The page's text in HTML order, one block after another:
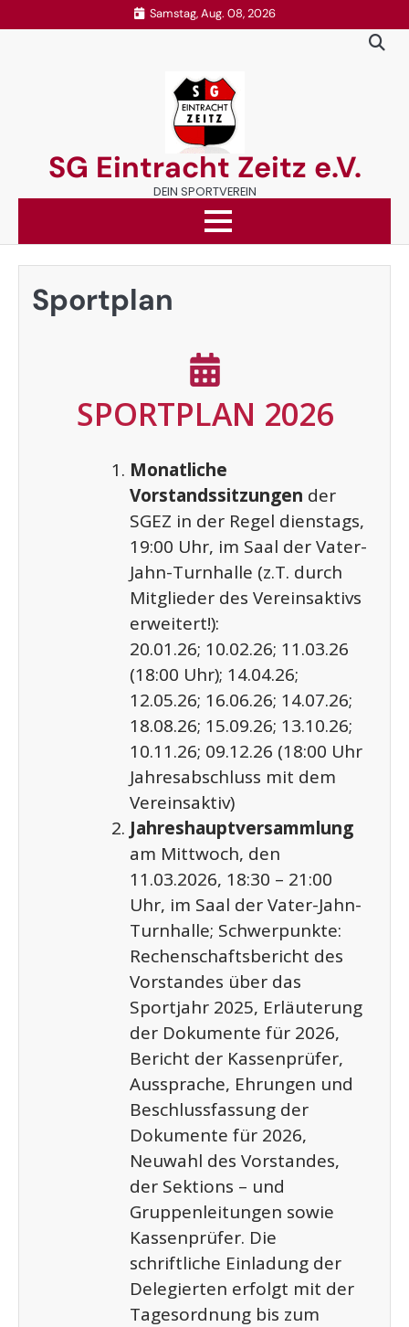
Samstag, Aug. 08, 2026
SG Eintracht Zeitz e.V.
DEIN SPORTVEREIN
Sportplan
SPORTPLAN 2026
Monatliche
Vorstandssitzungen der
SGEZ in der Regel dienstags,
19:00 Uhr, im Saal der Vater-
Jahn-Turnhalle (z.T. durch
Mitglieder des Vereinsaktivs
erweitert!):
20.01.26; 10.02.26; 11.03.26
(18:00 Uhr); 14.04.26;
12.05.26; 16.06.26; 14.07.26;
18.08.26; 15.09.26; 13.10.26;
10.11.26; 09.12.26 (18:00 Uhr
Jahresabschluss mit dem
Vereinsaktiv)
Jahreshauptversammlung
am Mittwoch, den
11.03.2026, 18:30 – 21:00
Uhr, im Saal der Vater-Jahn-
Turnhalle; Schwerpunkte:
Rechenschaftsbericht des
Vorstandes über das
Sportjahr 2025, Erläuterung
der Dokumente für 2026,
Bericht der Kassenprüfer,
Aussprache, Ehrungen und
Beschlussfassung der
Dokumente für 2026,
Neuwahl des Vorstandes,
der Sektions – und
Gruppenleitungen sowie
Kassenprüfer. Die
schriftliche Einladung der
Delegierten erfolgt mit der
Tagesordnung bis zum